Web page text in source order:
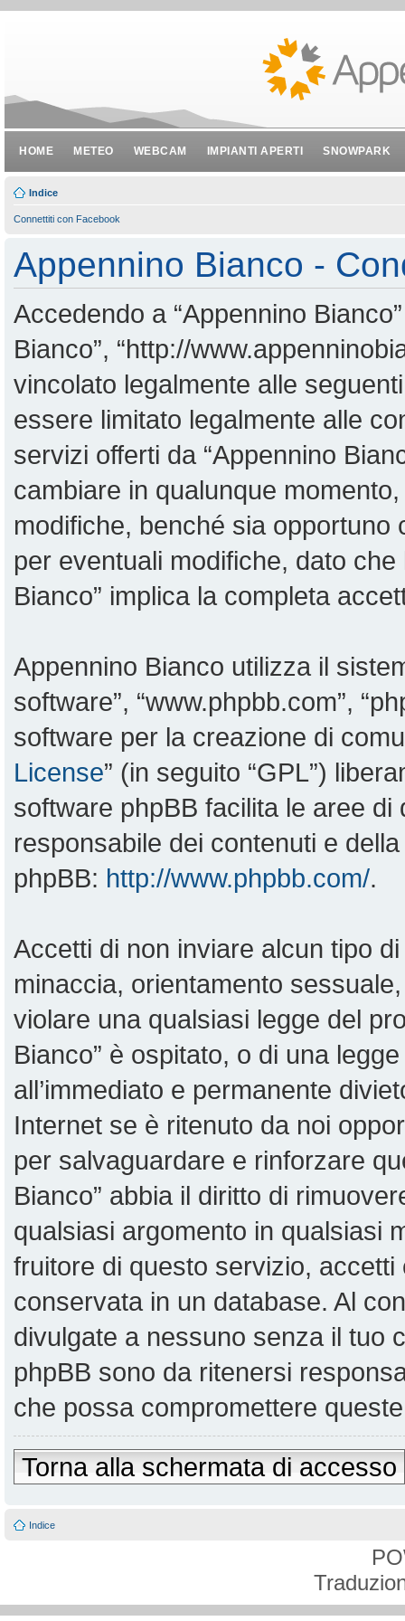
HOME METEO WEBCAM IMPIANTI APERTI SNOWPARK
Indice
Connettiti con Facebook
Appennino Bianco -
Accedendo a “Appennino
Bianco”, “http://
vincolato legalmente alle
essere limitato legalmente alle
servizi offerti da “Appennino
cambiare in qualunque
modifiche, benché sia
per eventuali modifiche, dato che
Bianco” implica la completa
Appennino Bianco utilizza il
software”, “www.phpbb.com”,
software per la creazione di
License” (in seguito “GPL”)
software phpBB facilita le aree
responsabile dei contenuti e
phpBB: http://www.phpbb.com/.
Accetti di non inviare alcun tipo
minaccia, orientamento
violare una qualsiasi legge del
Bianco” è ospitato, o di una
all’immediato e permanente
Internet se è ritenuto da noi
per salvaguardare e rinforzare
Bianco” abbia il diritto di
qualsiasi argomento in qualsiasi
fruitore di questo servizio,
conservata in un database. Al
divulgate a nessuno senza il tuo
phpBB sono da ritenersi
che possa compromettere
Torna alla schermata di accesso
Indice